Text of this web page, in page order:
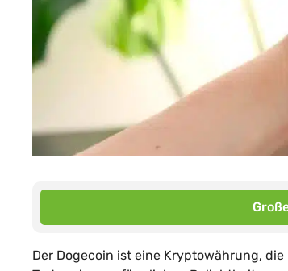
Der Dogecoin ist eine Kryptowährung,